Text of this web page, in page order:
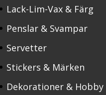
Lack-Lim-Vax & Färg
Penslar & Svampar
Servetter
Stickers & Märken
Dekorationer & Hobby